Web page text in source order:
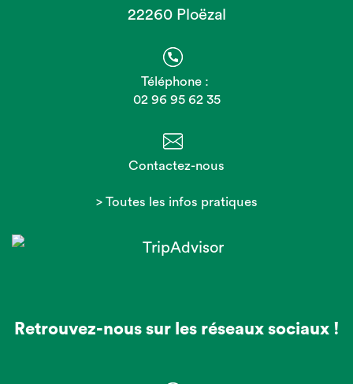
22260 Ploëzal
Téléphone :
02 96 95 62 35
Contactez-nous
> Toutes les infos pratiques
Retrouvez-nous sur les réseaux sociaux !